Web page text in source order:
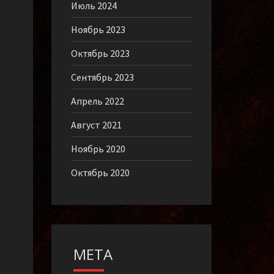
Июль 2024
Ноябрь 2023
Октябрь 2023
Сентябрь 2023
Апрель 2022
Август 2021
Ноябрь 2020
Октябрь 2020
МЕТА